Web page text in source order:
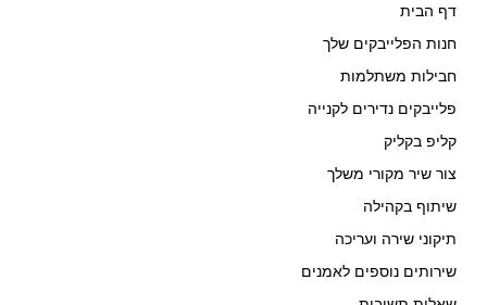
דף הבית
חנות הפלייבקים שלך
חבילות משתלמות
פלייבקים נדירים לקנייה
קליפ בקליק
צור שיר מקורי משלך
שיתוף בקהילה
תיקוני שירה ועריכה
שירותים נוספים לאמנים